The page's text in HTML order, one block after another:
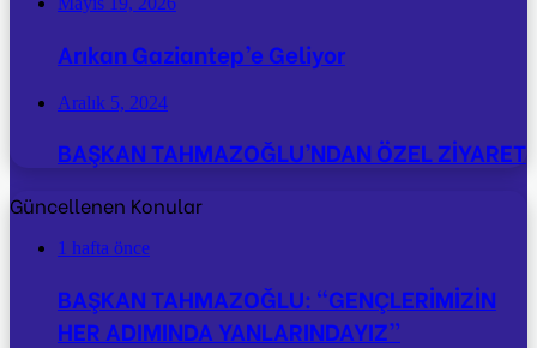
Arıkan Gaziantep’e Geliyor
Aralık 5, 2024
BAŞKAN TAHMAZOĞLU’NDAN ÖZEL ZİYARET
Güncellenen Konular
1 hafta önce
BAŞKAN TAHMAZOĞLU: “GENÇLERİMİZİN
HER ADIMINDA YANLARINDAYIZ”